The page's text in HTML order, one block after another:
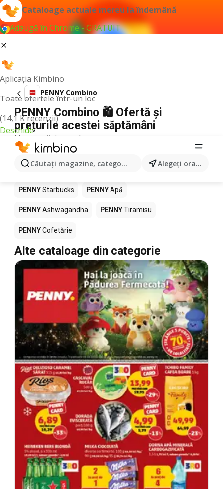
Cataloage actuale mereu la îndemână
Adaugă în Chrome - GRATUIT
Aplicația Kimbino
Toate ofertele într-un loc
(14,1 K recenzii)
Deschide
Căutaţi magazine, categorii, produse... Alegeţi oraşul
PENNY Combino
PENNY Combino 🛍️ Ofertă și
prețurile acestei săptămâni
Nu am găsit rezultate pentru acest termen.
Alte produse în magazine PENNY
PENNY Pizza PENNY Mango LEGO
PENNYStarbucks PENNYApă
PENNYAshwagandha PENNYTiramisu
PENNYCofetărie
Alte cataloage din categorie